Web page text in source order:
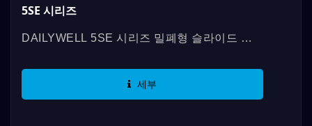
5SE 시리즈
DAILYWELL 5SE 시리즈 밀폐형 슬라이드 스
위한 IP67 등급을 제공하며, 최대...
세부